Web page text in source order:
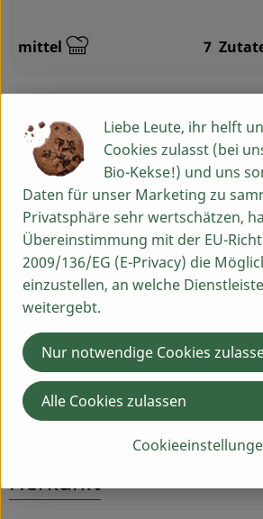
Schwierigkeit:
mittel 7
Info
Produktinformationen
Produktdatenblatt
Herkunft
Liebe Leute, ihr helft
Cookies zulasst (bei
Bio-Kekse!) und uns
Daten für unser Marketing zu
Privatsphäre sehr wertschätzen,
Übereinstimmung mit der EU-
2009/136/EG (E-Privacy) die
einzustellen, an welche
weitergebt.
Nur notwendige Cookies
Alle Cookies zulassen